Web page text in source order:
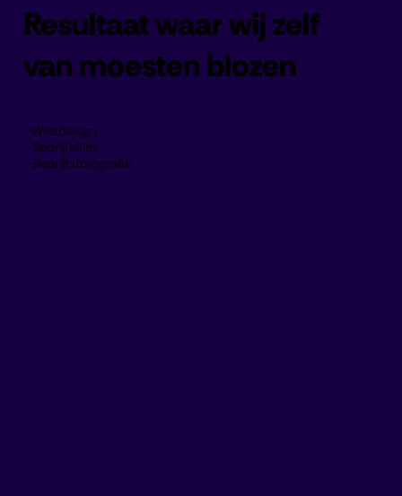
Resultaat waar wij zelf
van moesten blozen
-Webdesign
-Bedrijfsfilm
-Bedrijfsfotografie